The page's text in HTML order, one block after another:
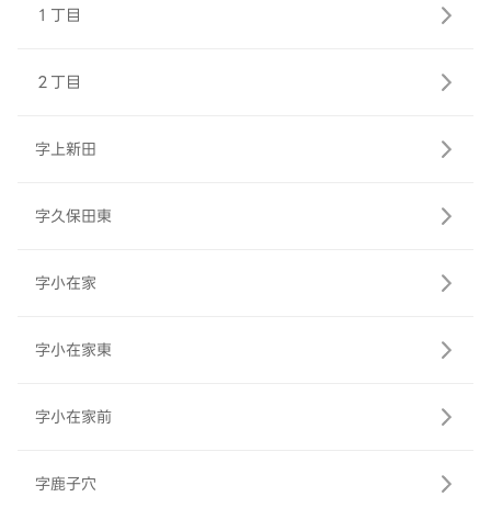
１丁目
２丁目
字上新田
字久保田東
字小在家
字小在家東
字小在家前
字鹿子穴